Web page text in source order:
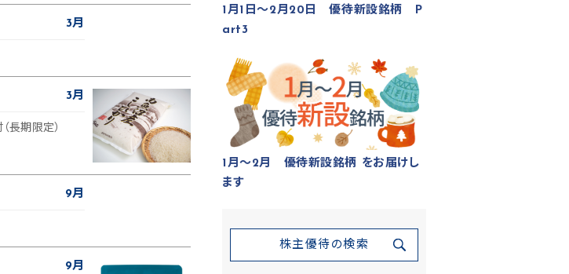
3月
3月
長期限定）
9月
9月
1月1日～2月20日 優待新設銘柄 P
art3
1月～2月 優待新設銘柄 をお届けし
ます
株主優待の検索